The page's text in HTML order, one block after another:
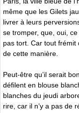
même que les Gilets
livrer à leurs
se tromper, que, oui,
pas tort. Car tout frémit
de cette manière.
Peut-être qu’il serait
défilent en blouse
blanches du jeudi
rire, car il n’y a pas de